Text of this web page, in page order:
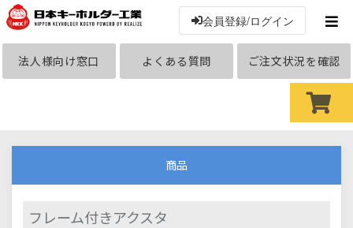
会員登録/ログイン
法人様向け窓口 よくある質問 ご注文状況を確認
商品
フレーム付きアクスタ